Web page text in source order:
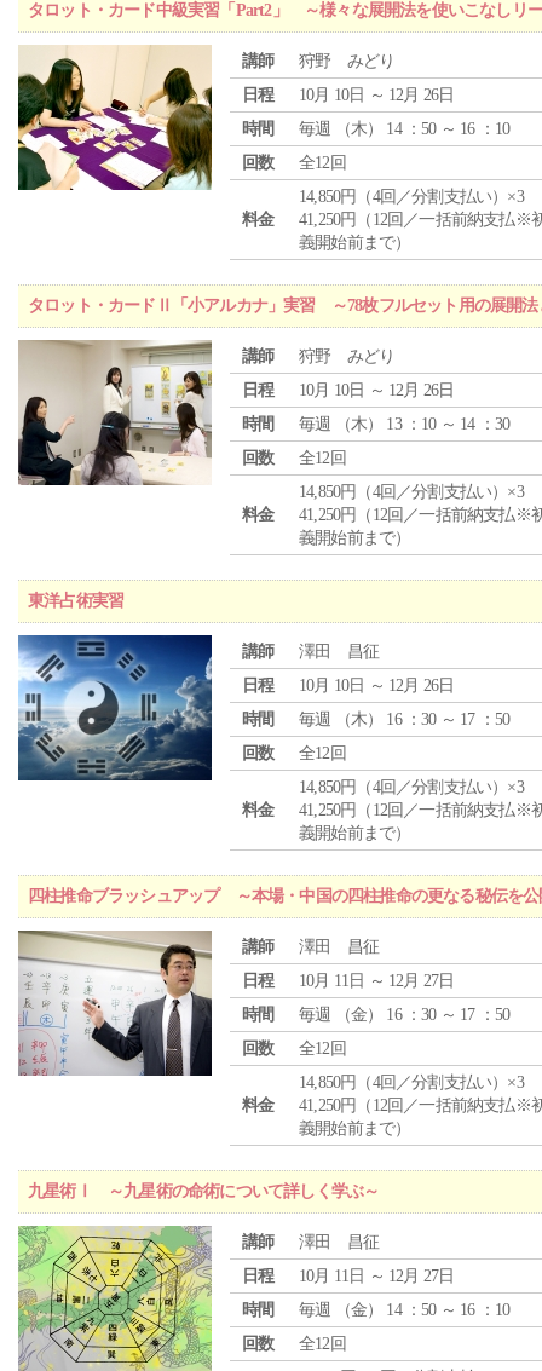
タロット・カード中級実習「Part2」 ～様々な展開法を使いこなしリ
講師
狩野 みどり
日程
10月 10日 ～ 12月 26日
時間
毎週 （木） 14 ：50 ～ 16 ：10
回数
全12回
料金
14,850円（4回／分割支払い）×3
41,250円（12回／一括前納支払※
義開始前まで）
タロット・カードⅡ「小アルカナ」実習 ～78枚フルセット用の展開法
講師
狩野 みどり
日程
10月 10日 ～ 12月 26日
時間
毎週 （木） 13 ：10 ～ 14 ：30
回数
全12回
料金
14,850円（4回／分割支払い）×3
41,250円（12回／一括前納支払※
義開始前まで）
東洋占術実習
講師
澤田 昌征
日程
10月 10日 ～ 12月 26日
時間
毎週 （木） 16 ：30 ～ 17 ：50
回数
全12回
料金
14,850円（4回／分割支払い）×3
41,250円（12回／一括前納支払※
義開始前まで）
四柱推命ブラッシュアップ ～本場・中国の四柱推命の更なる秘伝を
講師
澤田 昌征
日程
10月 11日 ～ 12月 27日
時間
毎週 （金） 16 ：30 ～ 17 ：50
回数
全12回
料金
14,850円（4回／分割支払い）×3
41,250円（12回／一括前納支払※
義開始前まで）
九星術Ⅰ ～九星術の命術について詳しく学ぶ～
講師
澤田 昌征
日程
10月 11日 ～ 12月 27日
時間
毎週 （金） 14 ：50 ～ 16 ：10
回数
全12回